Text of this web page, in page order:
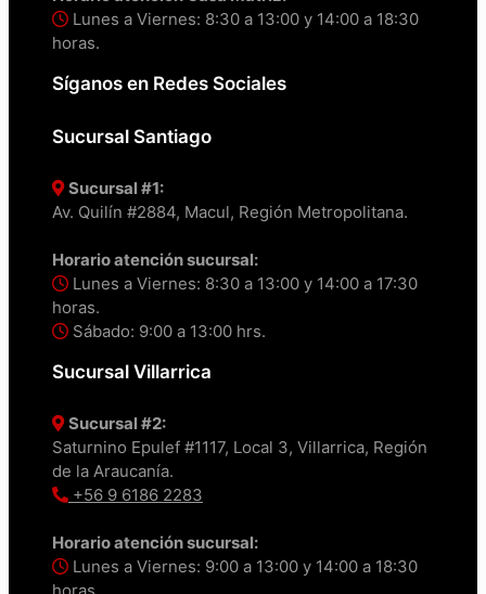
Lunes a Viernes: 8:30 a 13:00 y 14:00 a 18:30
horas.
Síganos en Redes Sociales
Sucursal Santiago
Sucursal #1:
Av. Quilín #2884, Macul, Región Metropolitana.
Horario atención sucursal:
Lunes a Viernes: 8:30 a 13:00 y 14:00 a 17:30
horas.
Sábado: 9:00 a 13:00 hrs.
Sucursal Villarrica
Sucursal #2:
Saturnino Epulef #1117, Local 3, Villarrica, Región
de la Araucanía.
+56 9 6186 2283
Horario atención sucursal:
Lunes a Viernes: 9:00 a 13:00 y 14:00 a 18:30